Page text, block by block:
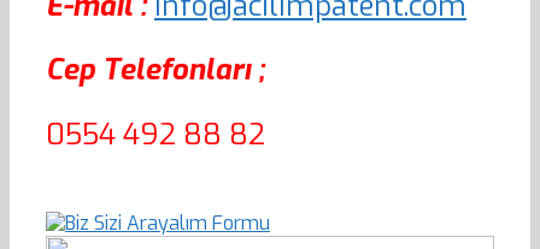
Cep Telefonları ;
0554 492 88 82